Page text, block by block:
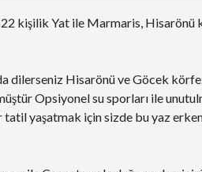
kişilik Yat ile Marmaris, Hisarönü
dilerseniz Hisarönü ve Göcek
Opsiyonel su sporları ile
yaşatmak için sizde bu yaz